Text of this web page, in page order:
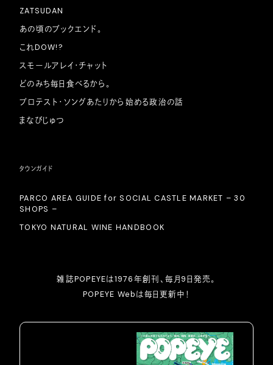
ZATSUDAN
あの頃のブックエンド。
これDOW!?
スモールアレイ・チャット
どのみち毎日食べるから。
プロテスト・ソングあたりから始める政治の話
まなびじゅつ
タウンガイド
PARCO AREA GUIDE for SOCIAL CASTLE MARKET – 30
SHOPS –
TOKYO NATURAL WINE HANDBOOK
雑誌POPEYEは1976年創刊、毎月9日発売。
POPEYE Webは毎日更新中！